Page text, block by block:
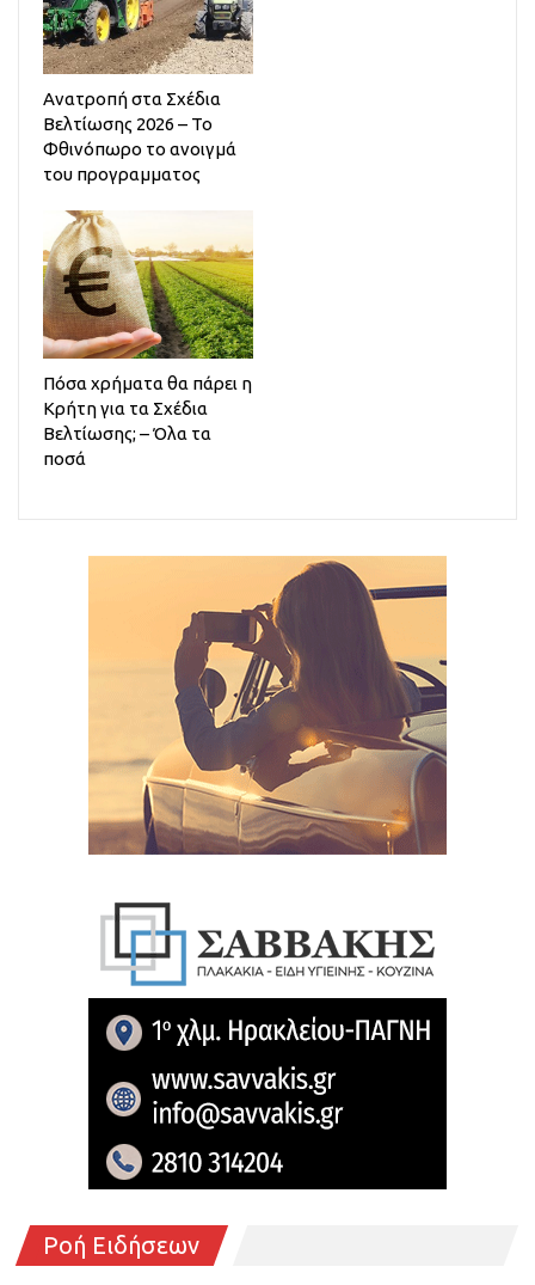
Ανατροπή στα Σχέδια
Βελτίωσης 2026 – Το
Φθινόπωρο το ανοιγμά
του προγραμματος
Πόσα χρήματα θα πάρει η
Κρήτη για τα Σχέδια
Βελτίωσης; – Όλα τα
ποσά
Ροή Ειδήσεων